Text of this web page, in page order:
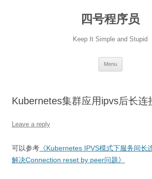
四号程序员
Keep It Simple and Stupid
Menu
Kubernetes集群应用ipvs后长连
Leave a reply
可以参考 《Kubernetes IPVS模式下服务间长
解决Connection reset by peer问题》